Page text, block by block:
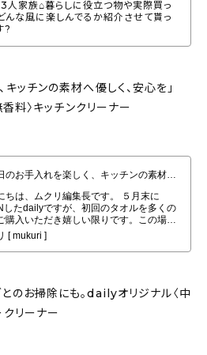
人家族⌂暮らしに役立つ物や実際買っ
んな風に楽しんでるか紹介させて貰っ
?‍
ッチンの素材へ優しく、安心を」
料〉キッチンクリーナー
ンの素材へ優しく、安心を」dailyオリジナ
ナー
のお掃除にも。dailyオリジナル〈中
クリーナー